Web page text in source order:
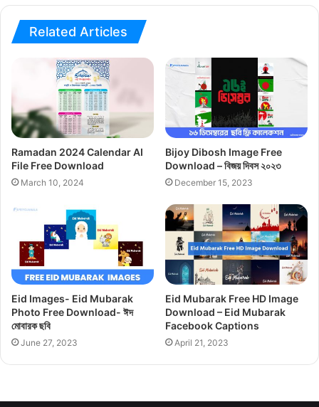
Related Articles
Ramadan 2024 Calendar AI
File Free Download
March 10, 2024
Bijoy Dibosh Image Free
Download – বিজয় দিবস ২০২৩
December 15, 2023
Eid Images- Eid Mubarak
Photo Free Download- ঈদ
মোবারক ছবি
June 27, 2023
Eid Mubarak Free HD Image
Download – Eid Mubarak
Facebook Captions
April 21, 2023